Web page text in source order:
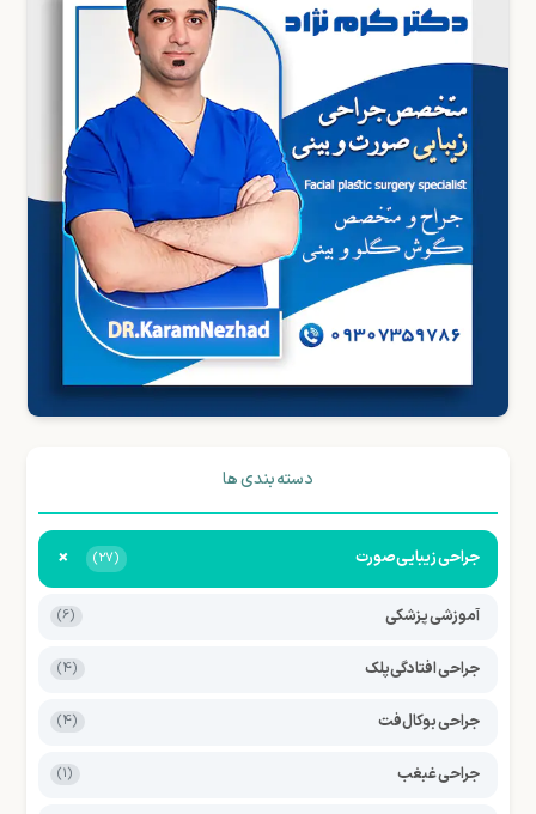
دسته بندی ها
جراحی زیبایی صورت (27)
+
آموزشی پزشکی (6)
جراحی افتادگی پلک (4)
جراحی بوکال فت (4)
جراحی غبغب (1)